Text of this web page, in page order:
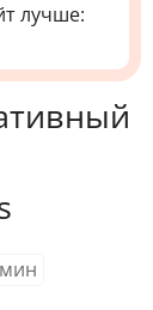
лучше:
мин